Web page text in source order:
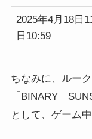
2025年4月18日
日10:59
ちなみに、ルー
「BINARY
として、ゲーム